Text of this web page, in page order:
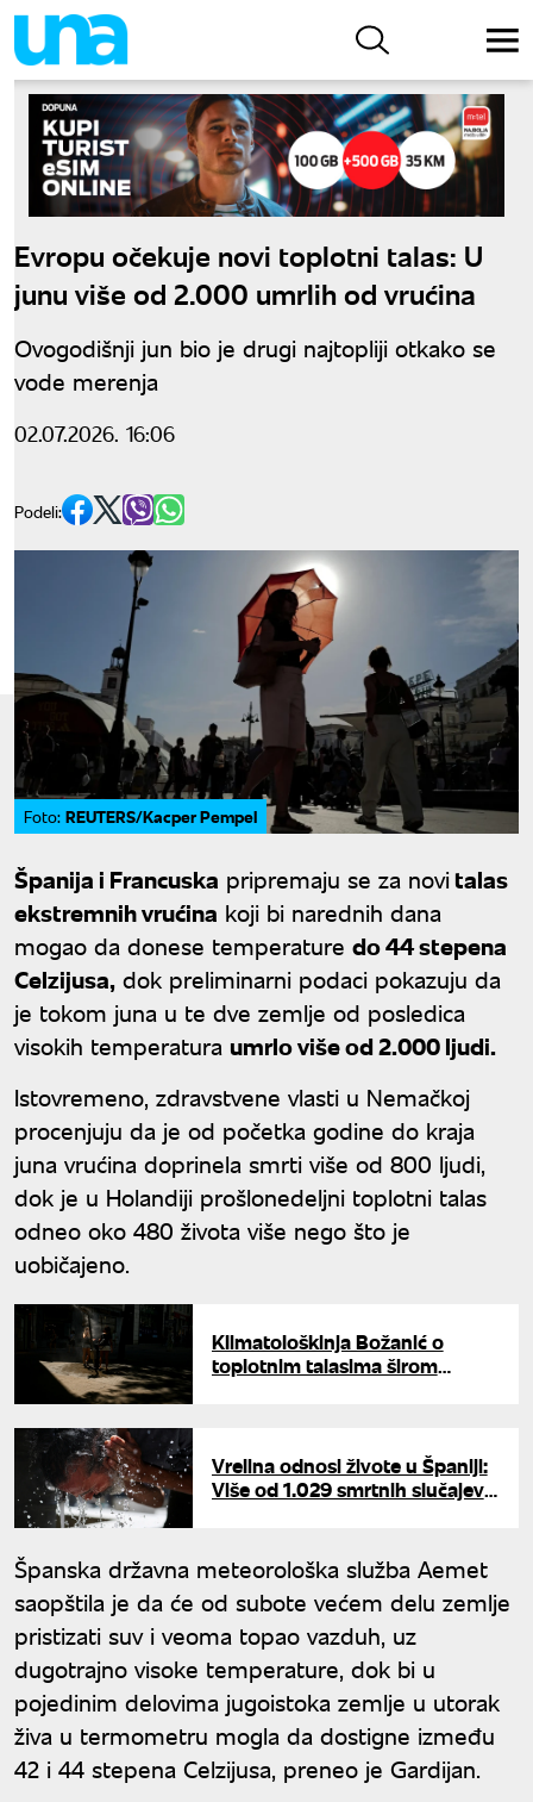
Evropu očekuje novi toplotni talas: U
junu više od 2.000 umrlih od vrućina
Ovogodišnji jun bio je drugi najtopliji otkako se
vode merenja
02.07.2026. 16:06
Podeli:
Foto: REUTERS/Kacper Pempel
Španija i Francuska pripremaju se za novitalas
ekstremnih vrućina koji bi narednih dana
mogao da donese temperature do 44 stepena
Celzijusa, dok preliminarni podaci pokazuju da
je tokom juna u te dve zemlje od posledica
visokih temperatura umrlo više od 2.000 ljudi.
Istovremeno, zdravstvene vlasti u Nemačkoj
procenjuju da je od početka godine do kraja
juna vrućina doprinela smrti više od 800 ljudi,
dok je u Holandiji prošlonedeljni toplotni talas
odneo oko 480 života više nego što je
uobičajeno.
Klimatološkinja Božanić o
toplotnim talasima širom
Vrelina odnosi živote u Španiji:
Više od 1.029 smrtnih slučajeva
Španska državna meteorološka služba Aemet
saopštila je da će od subote većem delu zemlje
pristizati suv i veoma topao vazduh, uz
dugotrajno visoke temperature, dok bi u
pojedinim delovima jugoistoka zemlje u utorak
živa u termometru mogla da dostigne između
42 i 44 stepena Celzijusa, preneo je Gardijan.